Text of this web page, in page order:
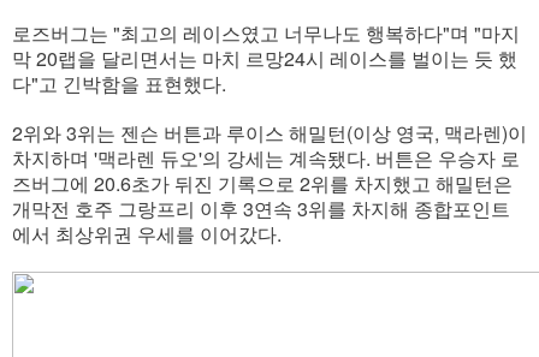
로즈버그는 "최고의 레이스였고 너무나도 행복하다"며 "마지
막 20랩을 달리면서는 마치 르망24시 레이스를 벌이는 듯 했
다"고 긴박함을 표현했다.
2위와 3위는 젠슨 버튼과 루이스 해밀턴(이상 영국, 맥라렌)이
차지하며 '맥라렌 듀오'의 강세는 계속됐다. 버튼은 우승자 로
즈버그에 20.6초가 뒤진 기록으로 2위를 차지했고 해밀턴은
개막전 호주 그랑프리 이후 3연속 3위를 차지해 종합포인트
에서 최상위권 우세를 이어갔다.